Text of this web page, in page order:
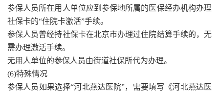
参保人员所在用人单位应到参保地所属的医保经办机构办理
社保卡的“住院卡激活”手续。
参保人员曾经持社保卡在北京市办理过住院结算手续的，无
需办理激活手续。
无用人单位的参保人员由街道社保所代为办理。
(6)特殊情况
参保人员如果选择“河北燕达医院”，需要填写《河北燕达医